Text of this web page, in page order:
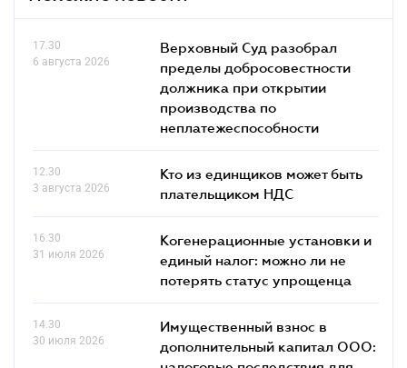
17.30
6 августа 2026
Верховный Суд разобрал
пределы добросовестности
должника при открытии
производства по
неплатежеспособности
12.30
3 августа 2026
Кто из единщиков может быть
плательщиком НДС
16.30
31 июля 2026
Когенерационные установки и
единый налог: можно ли не
потерять статус упрощенца
14.30
30 июля 2026
Имущественный взнос в
дополнительный капитал ООО: